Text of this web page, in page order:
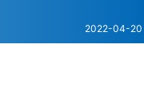
2022-04-20